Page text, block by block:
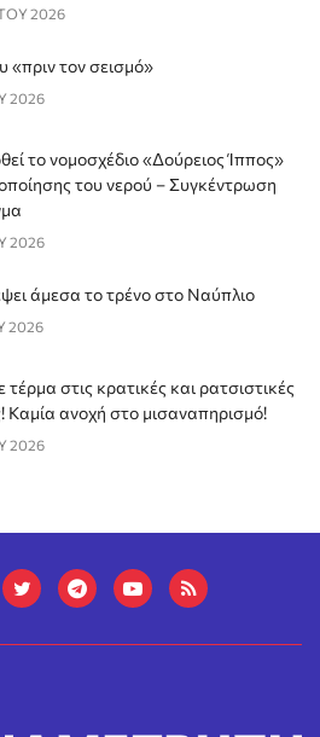
2026
«πριν τον σεισμό»
2026
το νομοσχέδιο «Δούρειος Ίππος»
του νερού – Συγκέντρωση
2026
άμεσα το τρένο στο Ναύπλιο
2026
στις κρατικές και ρατσιστικές
Καμία ανοχή στο μισαναπηρισμό!
2026